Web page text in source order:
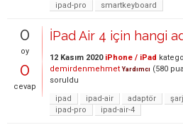
ipad-pro
smartkeyboard
0
oy
0
cevap
İPad Air 4 için hangi
12 Kasım 2020 iPhone / iPad
demirdenmehmet Yardımcı (580
soruldu
ipad
ipad-air adaptör şarj
ipad-pro
ipad-air-4